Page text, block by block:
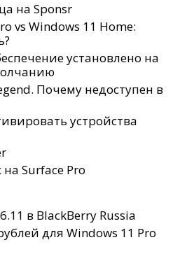
на Sponsr
vs Windows 11 Home:
установлено на
Почему недоступен в
устройства
на Surface Pro
в BlackBerry Russia
для Windows 11 Pro